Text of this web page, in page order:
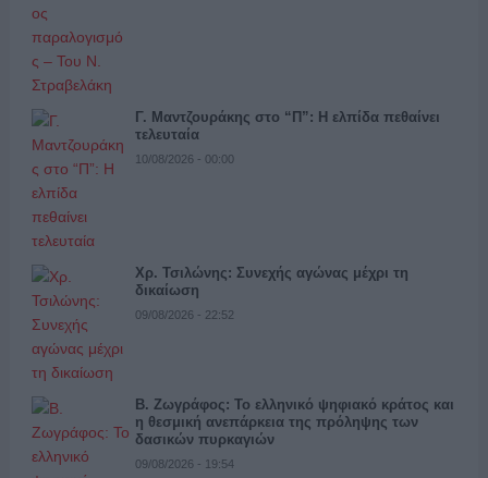
Γ. Μαντζουράκης στο “Π”: Η ελπίδα πεθαίνει
τελευταία
10/08/2026 - 00:00
Χρ. Τσιλώνης: Συνεχής αγώνας μέχρι τη
δικαίωση
09/08/2026 - 22:52
Β. Ζωγράφος: Το ελληνικό ψηφιακό κράτος και
η θεσμική ανεπάρκεια της πρόληψης των
δασικών πυρκαγιών
09/08/2026 - 19:54